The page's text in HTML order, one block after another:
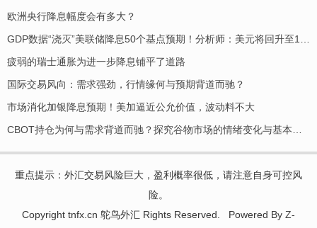
欧洲央行降息幅度会有多大？
疲弱的瑞士通胀为进一步降息铺平了道路
国际交易风向：需求强劲，行情缘何与预期背道而驰？
市场消化加银降息预期！美加逼近公允价值，波动料不大
重点提示：外汇交易风险巨大，盈利概率很低，请注意自身可控风
险。
Copyright tnfx.cn 鸵鸟外汇 Rights Reserved.
Powered By Z-